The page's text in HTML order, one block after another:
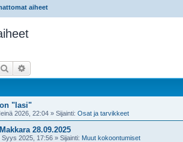
aiheet
Etsi
"lasi"
2026, 22:04 » Sijainti: Osat ja tarvikkeet
28.09.2025
Syys 2025, 17:56 » Sijainti: Muut kokoontumiset